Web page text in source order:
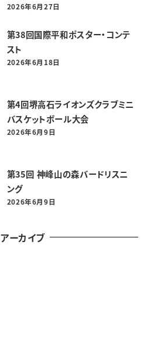
投稿日
2026年6月27日
第38回国際平和ポスター・コンテ
スト
投稿日
2026年6月18日
第4回堺高石ライオンズクラブミニ
バスケットボール大会
投稿日
2026年6月9日
第35回 神峰山の森バードリスニ
ング
投稿日
2026年6月9日
アーカイブ